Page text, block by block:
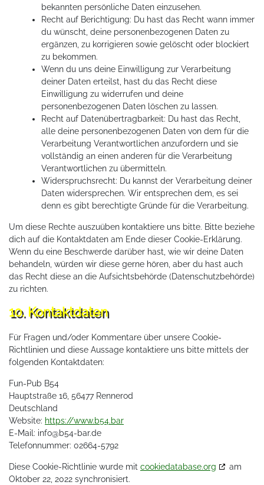
bekannten persönliche Daten einzusehen.
Recht auf Berichtigung: Du hast das Recht wann immer
du wünscht, deine personenbezogenen Daten zu
ergänzen, zu korrigieren sowie gelöscht oder blockiert
zu bekommen.
Wenn du uns deine Einwilligung zur Verarbeitung
deiner Daten erteilst, hast du das Recht diese
Einwilligung zu widerrufen und deine
personenbezogenen Daten löschen zu lassen.
Recht auf Datenübertragbarkeit: Du hast das Recht,
alle deine personenbezogenen Daten von dem für die
Verarbeitung Verantwortlichen anzufordern und sie
vollständig an einen anderen für die Verarbeitung
Verantwortlichen zu übermitteln.
Widerspruchsrecht: Du kannst der Verarbeitung deiner
Daten widersprechen. Wir entsprechen dem, es sei
denn es gibt berechtigte Gründe für die Verarbeitung.
Um diese Rechte auszuüben kontaktiere uns bitte. Bitte beziehe
dich auf die Kontaktdaten am Ende dieser Cookie-Erklärung.
Wenn du eine Beschwerde darüber hast, wie wir deine Daten
behandeln, würden wir diese gerne hören, aber du hast auch
das Recht diese an die Aufsichtsbehörde (Datenschutzbehörde)
zu richten.
10. Kontaktdaten
Für Fragen und/oder Kommentare über unsere Cookie-
Richtlinien und diese Aussage kontaktiere uns bitte mittels der
folgenden Kontaktdaten:
Fun-Pub B54
Hauptstraße 16, 56477 Rennerod
Deutschland
Website: https://www.b54.bar
E-Mail: info@b54-bar.de
Telefonnummer: 02664-5792
Diese Cookie-Richtlinie wurde mit cookiedatabase.org
am
Oktober 22, 2022 synchronisiert.